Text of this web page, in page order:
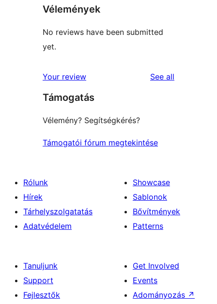
Vélemények
No reviews have been submitted
yet.
Your review See all
Támogatás
Vélemény? Segítségkérés?
Támogatói fórum megtekintése
Rólunk
Hírek
Tárhelyszolgatatás
Adatvédelem
Showcase
Sablonok
Bővítmények
Patterns
Tanuljunk
Support
Fejlesztők
Get Involved
Events
Adományozás ↗